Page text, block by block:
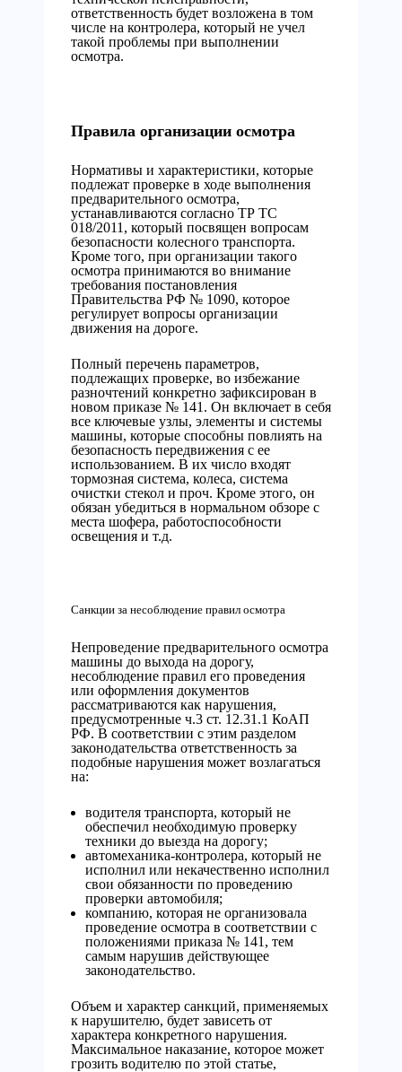
ответственность будет возложена в том
числе на контролера, который не учел
такой проблемы при выполнении
осмотра.
Правила организации осмотра
Нормативы и характеристики, которые
подлежат проверке в ходе выполнения
предварительного осмотра,
устанавливаются согласно ТР ТС
018/2011, который посвящен вопросам
безопасности колесного транспорта.
Кроме того, при организации такого
осмотра принимаются во внимание
требования постановления
Правительства РФ № 1090, которое
регулирует вопросы организации
движения на дороге.
Полный перечень параметров,
подлежащих проверке, во избежание
разночтений конкретно зафиксирован в
новом приказе № 141. Он включает в себя
все ключевые узлы, элементы и системы
машины, которые способны повлиять на
безопасность передвижения с ее
использованием. В их число входят
тормозная система, колеса, система
очистки стекол и проч. Кроме этого, он
обязан убедиться в нормальном обзоре с
места шофера, работоспособности
освещения и т.д.
Санкции за несоблюдение правил осмотра
Непроведение предварительного осмотра
машины до выхода на дорогу,
несоблюдение правил его проведения
или оформления документов
рассматриваются как нарушения,
предусмотренные ч.3 ст. 12.31.1 КоАП
РФ. В соответствии с этим разделом
законодательства ответственность за
подобные нарушения может возлагаться
на:
водителя транспорта, который не
обеспечил необходимую проверку
техники до выезда на дорогу;
автомеханика-контролера, который не
исполнил или некачественно исполнил
свои обязанности по проведению
проверки автомобиля;
компанию, которая не организовала
проведение осмотра в соответствии с
положениями приказа № 141, тем
самым нарушив действующее
законодательство.
Объем и характер санкций, применяемых
к нарушителю, будет зависеть от
характера конкретного нарушения.
Максимальное наказание, которое может
грозить водителю по этой статье,